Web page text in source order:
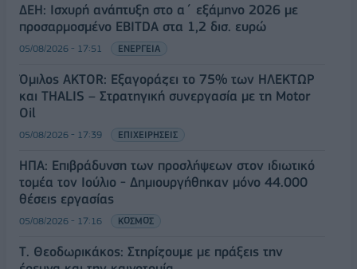
ΔΕΗ: Ισχυρή ανάπτυξη στο α΄ εξάμηνο 2026 με
προσαρμοσμένο EBITDA στα 1,2 δισ. ευρώ
05/08/2026 - 17:51 ΕΝΕΡΓΕΙΑ
Όμιλος AKTOR: Εξαγοράζει το 75% των ΗΛΕΚΤΩΡ
και THALIS – Στρατηγική συνεργασία με τη Motor
Oil
05/08/2026 - 17:39 ΕΠΙΧΕΙΡΗΣΕΙΣ
ΗΠΑ: Επιβράδυνση των προσλήψεων στον ιδιωτικό
τομέα τον Ιούλιο - Δημιουργήθηκαν μόνο 44.000
θέσεις εργασίας
05/08/2026 - 17:16 ΚΟΣΜΟΣ
Τ. Θεοδωρικάκος: Στηρίζουμε με πράξεις την